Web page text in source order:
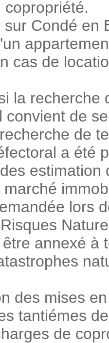
copropriété.
sur Condé en
cas de
la recherche
convient de
de
a été
lors
annexé à
des mises
tantiémes
de